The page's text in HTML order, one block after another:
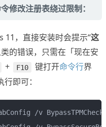
修改注册表绕过限制：
11，直接安装时会提示“这
类的错误，只需在「现在安
+ F10 键打开命令行界
即可：